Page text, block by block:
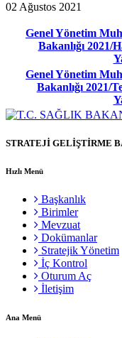
02 Ağustos 2021
Genel Yönetim
Bakanlığı 2021/
Genel Yönetim
Bakanlığı 2021/
STRATEJİ GELİŞTİRME
Hızlı Menü
Başkanlık
Birimler
Mevzuat
Dokümanlar
Stratejik Yönetim
İç Kontrol
Oturum Aç
İletişim
Ana Menü